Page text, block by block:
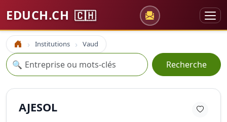
EDUCH.CH 🇨🇭
Accueil Institutions Vaud
Recherche
🔍 Recherche
AJESOL